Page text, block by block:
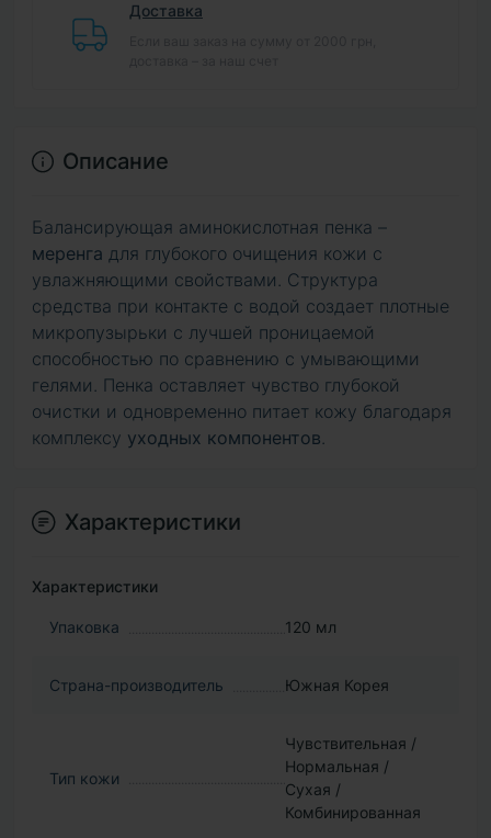
Доставка
Описание
Балансирующая аминокислотная пенка –
меренга для глубокого очищения кожи с
увлажняющими свойствами. Структура
средства при контакте с водой создает плотные
микропузырьки с лучшей проницаемой
способностью по сравнению с умывающими
гелями. Пенка оставляет чувство глубокой
очистки и одновременно питает кожу благодаря
комплексу уходных компонентов.
Характеристики
Характеристики
Упаковка 120 мл
Страна-производитель Южная Корея
Тип кожи
Чувствительная /
Нормальная /
Сухая /
Комбинированная